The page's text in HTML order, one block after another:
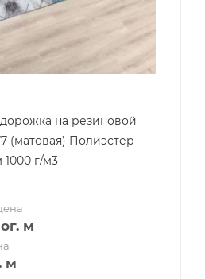
на резиновой
(матовая) Полиэстер
1000 г/м3
м
м